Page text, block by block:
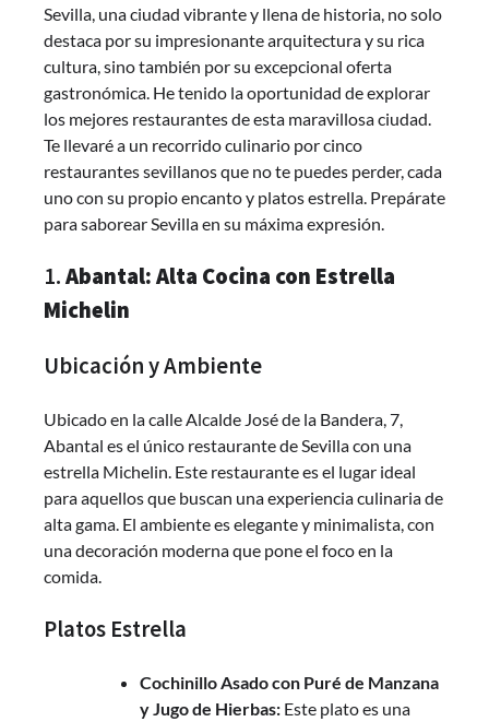
Sevilla, una ciudad vibrante y llena de historia, no solo
destaca por su impresionante arquitectura y su rica
cultura, sino también por su excepcional oferta
gastronómica. He tenido la oportunidad de explorar
los mejores restaurantes de esta maravillosa ciudad.
Te llevaré a un recorrido culinario por cinco
restaurantes sevillanos que no te puedes perder, cada
uno con su propio encanto y platos estrella. Prepárate
para saborear Sevilla en su máxima expresión.
1.Abantal: Alta Cocina con Estrella
Michelin
Ubicación y Ambiente
Ubicado en la calle Alcalde José de la Bandera, 7,
Abantal es el único restaurante de Sevilla con una
estrella Michelin. Este restaurante es el lugar ideal
para aquellos que buscan una experiencia culinaria de
alta gama. El ambiente es elegante y minimalista, con
una decoración moderna que pone el foco en la
comida.
Platos Estrella
Cochinillo Asado con Puré de Manzana
y Jugo de Hierbas: Este plato es una